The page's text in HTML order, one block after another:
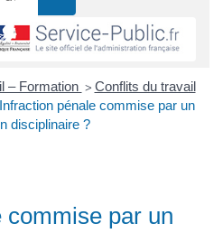
– Formation > Conflits du travail
Infraction pénale commise par un
disciplinaire ?
commise par un